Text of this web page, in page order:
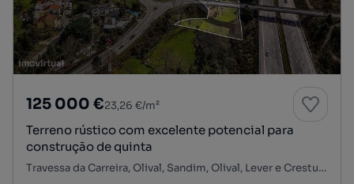
125 000 €23,26 €/m²
Terreno rústico com excelente potencial para
construção de quinta
Travessa da Carreira, Olival, Sandim, Olival, Lever e Crestuma, Vila Nova de Gaia, Porto